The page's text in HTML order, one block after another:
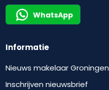
WhatsApp
Informatie
Nieuws makelaar Groningen
Inschrijven nieuwsbrief